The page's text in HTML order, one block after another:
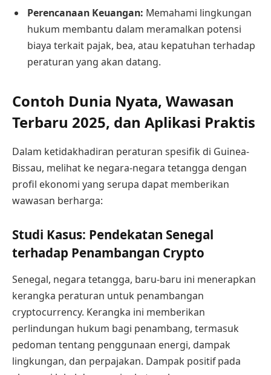
Perencanaan Keuangan: Memahami lingkungan
hukum membantu dalam meramalkan potensi
biaya terkait pajak, bea, atau kepatuhan terhadap
peraturan yang akan datang.
Contoh Dunia Nyata, Wawasan
Terbaru 2025, dan Aplikasi Praktis
Dalam ketidakhadiran peraturan spesifik di Guinea-
Bissau, melihat ke negara-negara tetangga dengan
profil ekonomi yang serupa dapat memberikan
wawasan berharga:
Studi Kasus: Pendekatan Senegal
terhadap Penambangan Crypto
Senegal, negara tetangga, baru-baru ini menerapkan
kerangka peraturan untuk penambangan
cryptocurrency. Kerangka ini memberikan
perlindungan hukum bagi penambang, termasuk
pedoman tentang penggunaan energi, dampak
lingkungan, dan perpajakan. Dampak positif pada